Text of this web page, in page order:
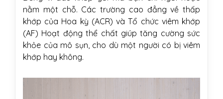
nằm một chỗ. Các trường cao đẳng về thấp
khớp của Hoa kỳ (ACR) và Tổ chức viêm khớp
(AF) Hoạt động thể chất giúp tăng cường sức
khỏe của mô sụn, cho dù một người có bị viêm
khớp hay không.